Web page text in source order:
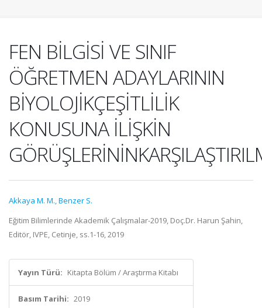
FEN BİLGİSİ VE SINIF
ÖĞRETMEN ADAYLARININ
BİYOLOJİKÇEŞİTLİLİK
KONUSUNA İLİŞKİN
Akkaya M. M.,Benzer S.
Eğitim Bilimlerinde Akademik Çalışmalar-2019, Doç.Dr. Harun Şahin,
Editör, IVPE, Cetinje, ss.1-16, 2019
Yayın Türü: Kitapta Bölüm / Araştırma Kitabı
Basım Tarihi: 2019